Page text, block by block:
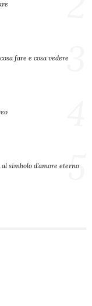
fare e cosa vedere
3
simbolo d’amore eterno
5